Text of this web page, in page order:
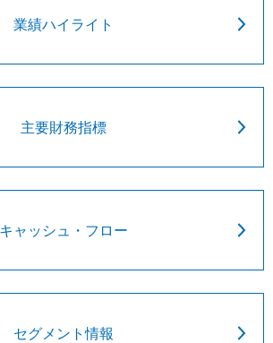
業績ハイライト
主要財務指標
キャッシュ・フロー
セグメント情報
YAC Systems Singapore Pte Ltd
株式会社ワイエイシイデンコー